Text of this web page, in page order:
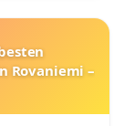
Rovaniemi –